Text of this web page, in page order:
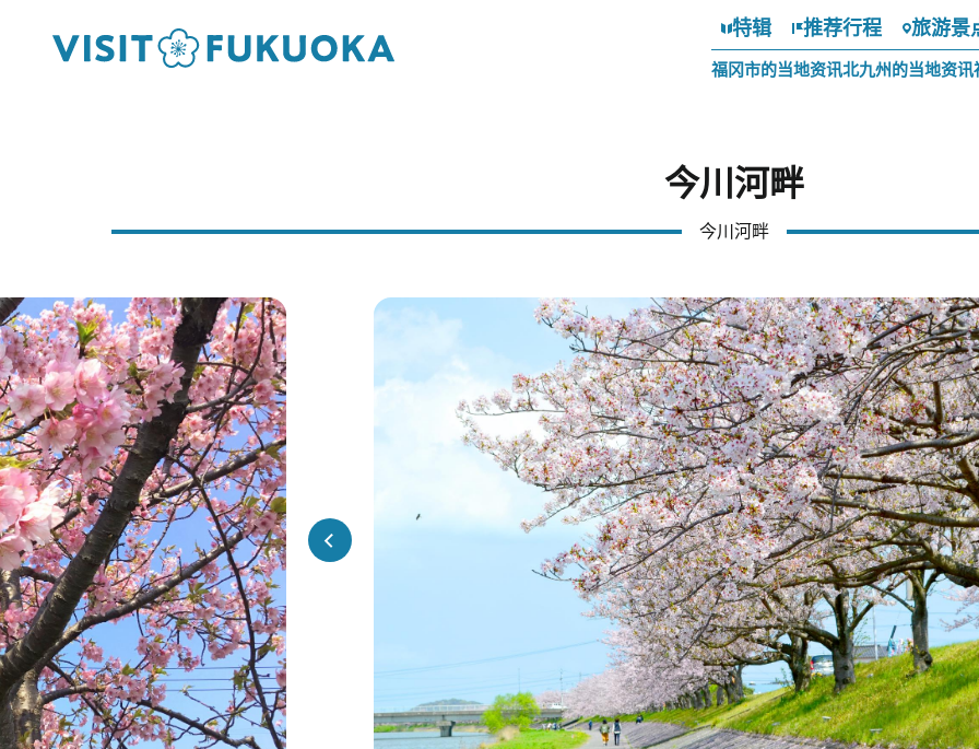
特辑 推荐行程 旅游景
福冈市的当地资讯北九州的当地资讯
今川河畔
今川河畔